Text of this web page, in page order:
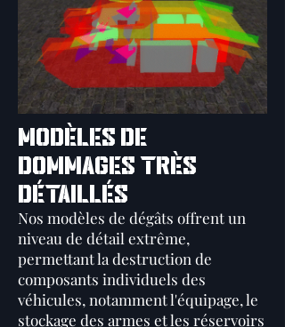
MODÈLES DE
DOMMAGES TRÈS
DÉTAILLÉS
Nos modèles de dégâts offrent un
niveau de détail extrême,
permettant la destruction de
composants individuels des
véhicules, notamment l'équipage, le
stockage des armes et les réservoirs